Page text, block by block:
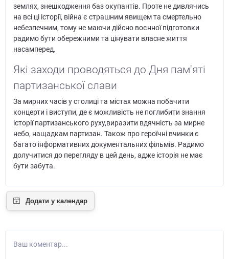
землях, знешкодження баз окупантів. Проте не дивлячись
на всі ці історії, війна є страшним явищем та смертельно
небезпечним, тому не маючи дійсно воєнної підготовки
радимо бути обережними та цінувати власне життя
насамперед.
Які заходи проводяться до Дня пам'яті
партизанської слави
За мирних часів у столиці та містах можна побачити
концерти і виступи, де є можливість не поглибити знання
історії партизанського руху,виразити вдячність за мирне
небо, нащадкам партизан. Також про героїчні вчинки є
багато інформативних документальних фільмів. Радимо
долучитися до перегляду в цей день, адже історія не має
бути забута.
Ваш коментар...